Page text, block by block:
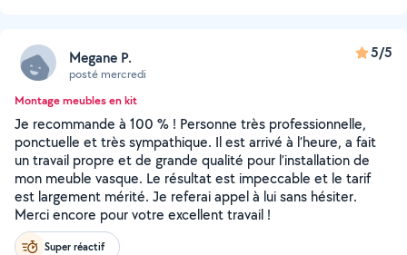
Megane P.
posté mercredi
5/5
Montage meubles en kit
Je recommande à 100 % ! Personne très professionnelle,
ponctuelle et très sympathique. Il est arrivé à l’heure, a fait
un travail propre et de grande qualité pour l’installation de
mon meuble vasque. Le résultat est impeccable et le tarif
est largement mérité. Je referai appel à lui sans hésiter.
Merci encore pour votre excellent travail !
Super réactif